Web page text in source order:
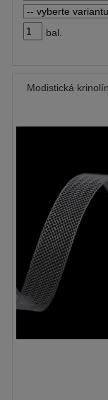
bal.
Modistická